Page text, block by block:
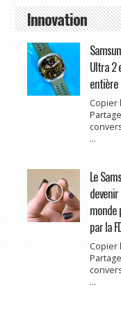
Innovation
Ultra 2
entière
Copier
...
Le
monde
par la
Copier
...